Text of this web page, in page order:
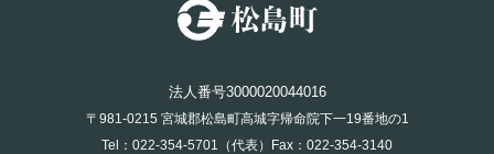
法人番号3000020044016
〒981-0215 宮城郡松島町高城字帰命院下一19番地の1
Tel：022-354-5701（代表）Fax：022-354-3140